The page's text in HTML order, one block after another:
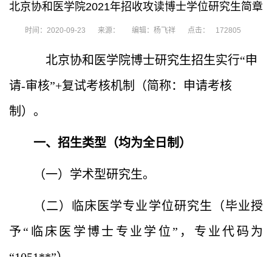
北京协和医学院2021年招收攻读博士学位研究生简章
时间：2020-09-23 来源： 编辑：杨飞祥 点击： 172805
北京协和医学院博士研究生招生实行“申
请-审核”+复试考核机制（简称：申请考核
制）。
一、招生类型（均为全日制）
（一）学术型研究生。
（二）临床医学专业学位研究生（毕业授
予“临床医学博士专业学位”，专业代码为